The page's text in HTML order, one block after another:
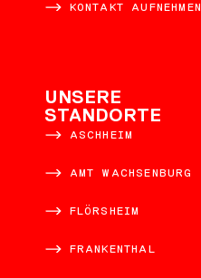
KONTAKT AUFNEHMEN
UNSERE
STANDORTE
ASCHHEIM
AMT WACHSENBURG
FLÖRSHEIM
FRANKENTHAL